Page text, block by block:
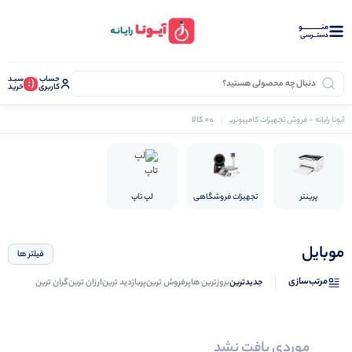
منــــــــــــو
دستــرسی
حساب
کاربری (: سبـد
خرید
ترازو
آیونا رایانه - فروش تجهیزات کامپیوتری موبایل
0 کالا
پرینتر تجهیزات فروشگاهی لپ تاپ
موبایل فیلتر ها
مرتب‌سازی جدیدترینبروزترین هاپرفروش ترینپربازدید ترینارزان ترینگران ترین